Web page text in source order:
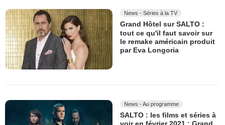
News - Séries à la TV
Grand Hôtel sur SALTO :
tout ce qu'il faut savoir sur
le remake américain produit
par Eva Longoria
News - Au programme
SALTO : les films et séries à